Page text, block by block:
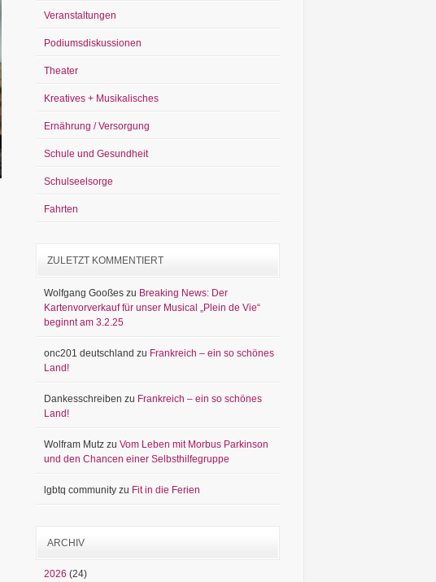
Veranstaltungen
Podiumsdiskussionen
Theater
Kreatives + Musikalisches
Ernährung / Versorgung
Schule und Gesundheit
Schulseelsorge
Fahrten
ZULETZT KOMMENTIERT
Wolfgang Gooßes zu Breaking News: Der
Kartenvorverkauf für unser Musical „Plein de Vie“
beginnt am 3.2.25
onc201 deutschland zu Frankreich – ein so schönes
Land!
Dankesschreiben zu Frankreich – ein so schönes
Land!
Wolfram Mutz zu Vom Leben mit Morbus Parkinson
und den Chancen einer Selbsthilfegruppe
lgbtq community zu Fit in die Ferien
ARCHIV
2026 (24)